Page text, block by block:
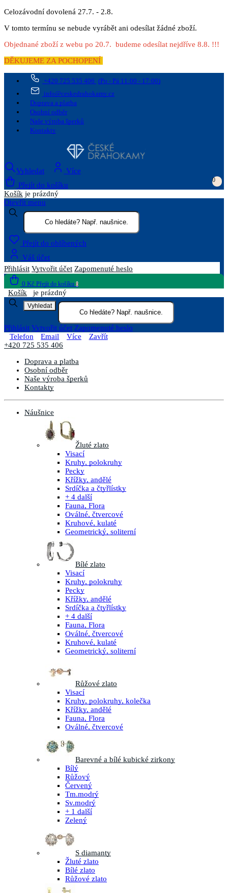
Celozávodní dovolená 27.7. - 2.8.
V tomto termínu se nebude vyrábět ani odesílat žádné zboží.
Objednané zboží z webu po 20.7. budeme odesílat nejdříve 8.8. !!!
DĚKUJEME ZA POCHOPENÍ
+420 725 535 406 (Po - Pá 11:00 - 17:00)
info@ceskedrahokamy.cz
Doprava a platba
Osobní odběr
Naše výroba šperků
Kontakty
Vyhledat
Více
Přejít do košíku
0
Košík je prázdný
Otevřít menu
Přejít do oblíbených
Váš účet
Přihlásit Vytvořit účet Zapomenuté heslo
0 Kč Přejít do košíku 0
Košík je prázdný
Vyhledat
Přihlásit Vytvořit účet Zapomenuté heslo
Telefon
Email Více
Zavřít
+420 725 535 406
Doprava a platba
Osobní odběr
Naše výroba šperků
Kontakty
Náušnice
Žluté zlato
Visací
Kruhy, polokruhy
Pecky
Křížky, andělé
Srdíčka a čtyřlístky
+ 4 další
Fauna, Flora
Oválné, čtvercové
Kruhové, kulaté
Geometrický, soliterní
Bílé zlato
Visací
Kruhy, polokruhy
Pecky
Křížky, andělé
Srdíčka a čtyřlístky
+ 4 další
Fauna, Flora
Oválné, čtvercové
Kruhové, kulaté
Geometrický, soliterní
Růžové zlato
Visací
Kruhy, polokruhy, kolečka
Křížky, andělé
Fauna, Flora
Oválné, čtvercové
Barevné a bílé kubické zirkony
Bílý
Růžový
Červený
Tm.modrý
Sv.modrý
+ 1 další
Zelený
S diamanty
Žluté zlato
Bílé zlato
Růžové zlato